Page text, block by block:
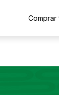
Comprar